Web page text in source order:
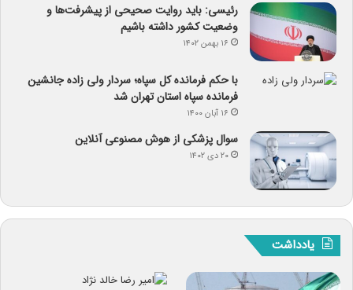
رئیسی: باید روایت صحیحی از پیشرفت‌ها و
وضعیت کشور داشته باشیم
۱۶ بهمن ۱۴۰۲
با حکم فرمانده کل سپاه؛ سردار ولی زاده جانشین
فرمانده سپاه استان تهران شد
۱۶ آبان ۱۴۰۰
سوال پزشکی از هوش مصنوعی آنلاین
۲۰ دی ۱۴۰۲
یادداشت